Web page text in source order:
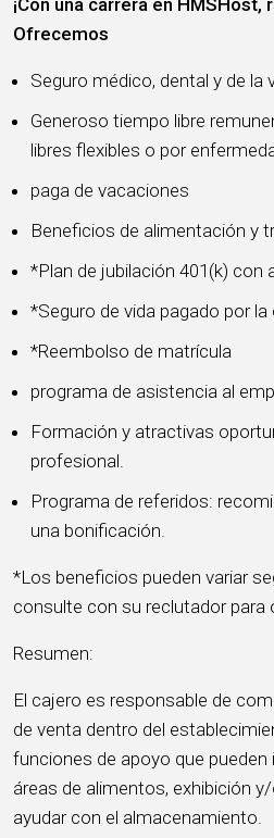
¡Con una carrera en
Ofrecemos
Seguro médico, dental y de la
Generoso tiempo libre
libres flexibles o por
paga de vacaciones
Beneficios de alimentación y
*Plan de jubilación 401(k) con
*Seguro de vida pagado por
*Reembolso de matrícula
programa de asistencia al
Formación y atractivas
profesional.
Programa de referidos:
una bonificación.
*Los beneficios pueden variar
consulte con su reclutador para
Resumen:
El cajero es responsable de
de venta dentro del
funciones de apoyo que pueden
áreas de alimentos, exhibición
ayudar con el almacenamiento.